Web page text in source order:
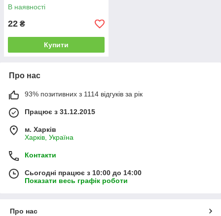
В наявності
22 ₴
Купити
Про нас
93% позитивних з 1114 відгуків за рік
Працює з 31.12.2015
м. Харків
Харків, Україна
Контакти
Сьогодні працює з 10:00 до 14:00
Показати весь графік роботи
Про нас